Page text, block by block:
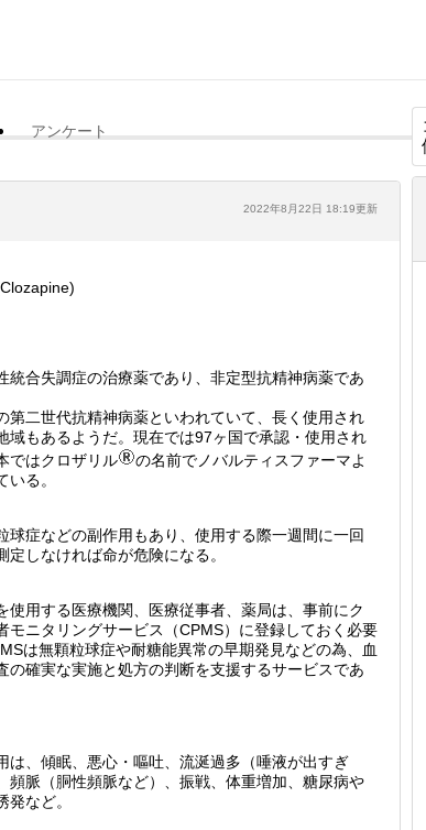
アンケート
2022年8月22日 18:19更新
統合失調症の治療薬であり、非定型抗精神病薬であ
第二世代抗精神病薬といわれていて、長く使用され
域もあるようだ。現在では97ヶ国で承認・使用され
ではクロザリル
の名前でノバルティスファーマよ
いる。
球症などの副作用もあり、使用する際一週間に一回
定しなければ命が危険になる。
使用する医療機関、医療従事者、薬局は、事前にク
モニタリングサービス（CPMS）に登録しておく必要
は無顆粒球症や耐糖能異常の早期発見などの為、血
の確実な実施と処方の判断を支援するサービスであ
は、傾眠、悪心・嘔吐、流涎過多（唾液が出すぎ
頻脈（胴性頻脈など）、振戦、体重増加、糖尿病や
発など。